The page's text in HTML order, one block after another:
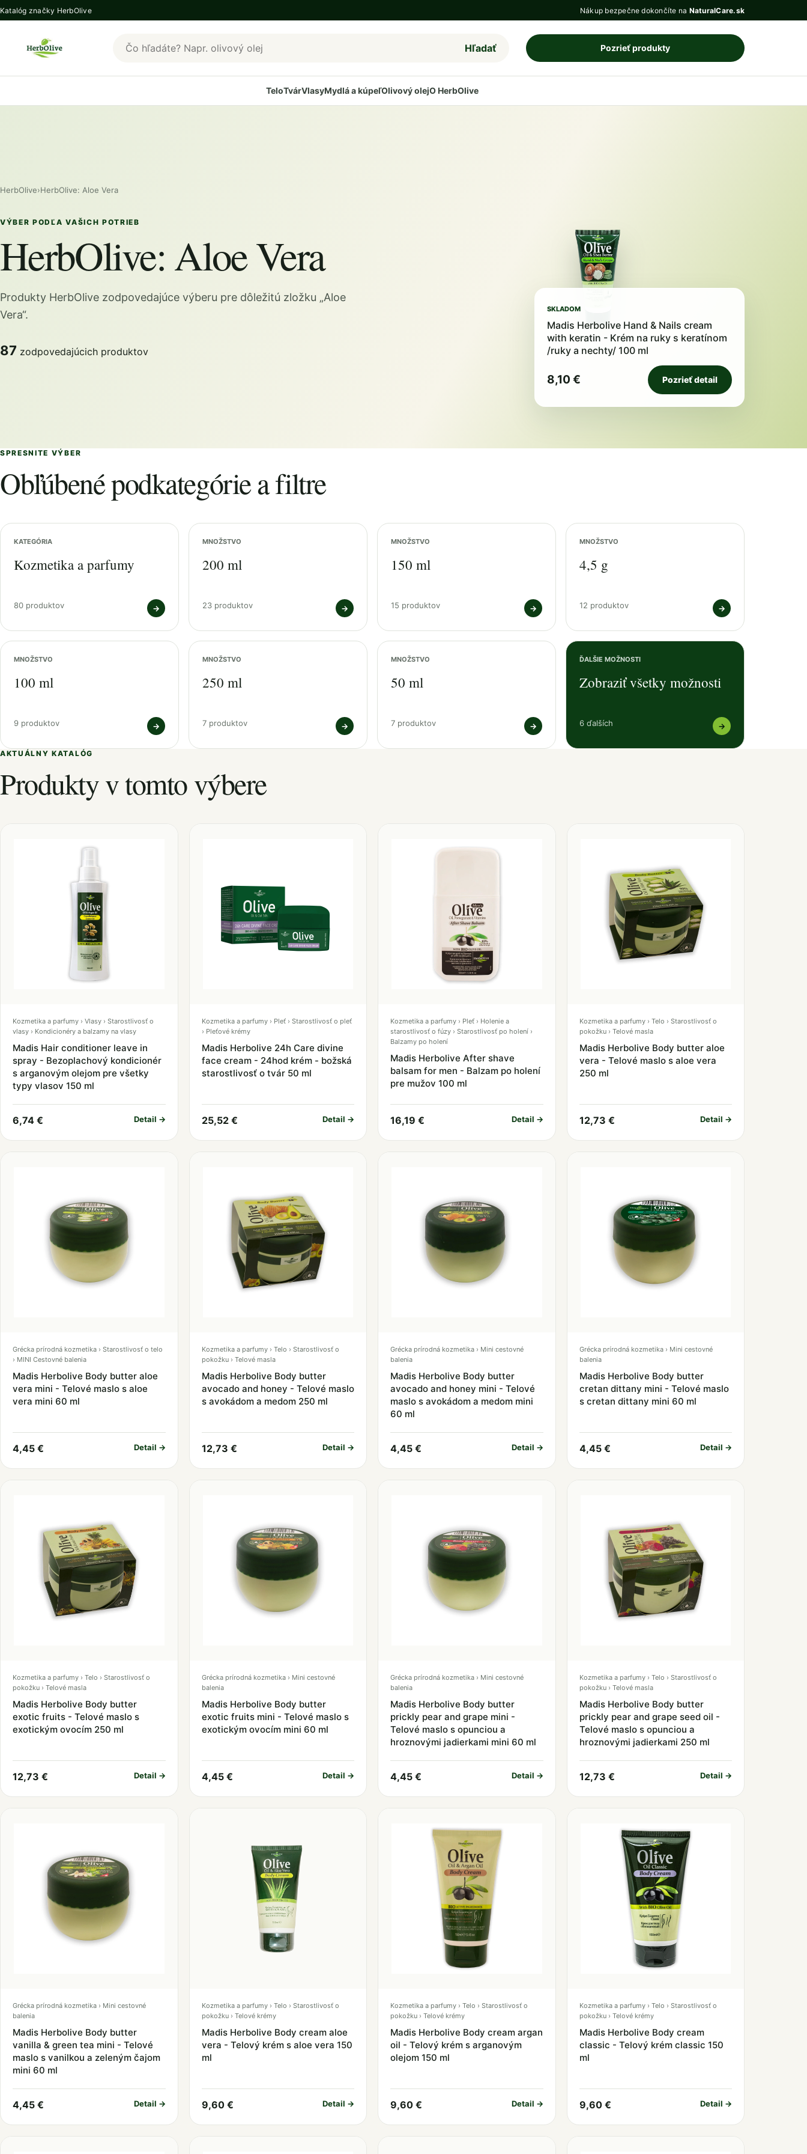
Katalóg značky HerbOlive Nákup bezpečne dokončíte na NaturalCare.sk
Hľadať produkty HerbOlive
Hľadať Pozrieť produkty
TeloTvárVlasyMydlá a kúpeľOlivový olejO HerbOlive
HerbOlive›HerbOlive: Aloe Vera
VÝBER PODĽA VAŠICH POTRIEB
HerbOlive: Aloe Vera
Produkty HerbOlive zodpovedajúce výberu pre dôležitú zložku „Aloe
Vera“.
87 zodpovedajúcich produktov
SKLADOM
Madis Herbolive Hand & Nails cream
with keratin - Krém na ruky s keratínom
/ruky a nechty/ 100 ml
8,10 € Pozrieť detail
SPRESNITE VÝBER
Obľúbené podkategórie a filtre
KATEGÓRIA
Kozmetika a parfumy
80 produktov →
MNOŽSTVO
200 ml
23 produktov →
MNOŽSTVO
150 ml
15 produktov →
MNOŽSTVO
4,5 g
12 produktov →
MNOŽSTVO
100 ml
9 produktov →
MNOŽSTVO
250 ml
7 produktov →
MNOŽSTVO
50 ml
7 produktov →
ĎALŠIE MOŽNOSTI
Zobraziť všetky možnosti
6 ďalších →
AKTUÁLNY KATALÓG
Produkty v tomto výbere
Kozmetika a parfumy › Vlasy › Starostlivosť o
vlasy › Kondicionéry a balzamy na vlasy
Madis Hair conditioner leave in
spray - Bezoplachový kondicionér
s arganovým olejom pre všetky
typy vlasov 150 ml
6,74 € Detail →
Kozmetika a parfumy › Pleť › Starostlivosť o pleť
› Pleťové krémy
Madis Herbolive 24h Care divine
face cream - 24hod krém - božská
starostlivosť o tvár 50 ml
25,52 € Detail →
Kozmetika a parfumy › Pleť › Holenie a
starostlivosť o fúzy › Starostlivosť po holení ›
Balzamy po holení
Madis Herbolive After shave
balsam for men - Balzam po holení
pre mužov 100 ml
16,19 € Detail →
Kozmetika a parfumy › Telo › Starostlivosť o
pokožku › Telové masla
Madis Herbolive Body butter aloe
vera - Telové maslo s aloe vera
250 ml
12,73 € Detail →
Grécka prírodná kozmetika › Starostlivosť o telo
› MINI Cestovné balenia
Madis Herbolive Body butter aloe
vera mini - Telové maslo s aloe
vera mini 60 ml
4,45 € Detail →
Kozmetika a parfumy › Telo › Starostlivosť o
pokožku › Telové masla
Madis Herbolive Body butter
avocado and honey - Telové maslo
s avokádom a medom 250 ml
12,73 € Detail →
Grécka prírodná kozmetika › Mini cestovné
balenia
Madis Herbolive Body butter
avocado and honey mini - Telové
maslo s avokádom a medom mini
60 ml
4,45 € Detail →
Grécka prírodná kozmetika › Mini cestovné
balenia
Madis Herbolive Body butter
cretan dittany mini - Telové maslo
s cretan dittany mini 60 ml
4,45 € Detail →
Kozmetika a parfumy › Telo › Starostlivosť o
pokožku › Telové masla
Madis Herbolive Body butter
exotic fruits - Telové maslo s
exotickým ovocím 250 ml
12,73 € Detail →
Grécka prírodná kozmetika › Mini cestovné
balenia
Madis Herbolive Body butter
exotic fruits mini - Telové maslo s
exotickým ovocím mini 60 ml
4,45 € Detail →
Grécka prírodná kozmetika › Mini cestovné
balenia
Madis Herbolive Body butter
prickly pear and grape mini -
Telové maslo s opunciou a
hroznovými jadierkami mini 60 ml
4,45 € Detail →
Kozmetika a parfumy › Telo › Starostlivosť o
pokožku › Telové masla
Madis Herbolive Body butter
prickly pear and grape seed oil -
Telové maslo s opunciou a
hroznovými jadierkami 250 ml
12,73 € Detail →
Grécka prírodná kozmetika › Mini cestovné
balenia
Madis Herbolive Body butter
vanilla & green tea mini - Telové
maslo s vanilkou a zeleným čajom
mini 60 ml
4,45 € Detail →
Kozmetika a parfumy › Telo › Starostlivosť o
pokožku › Telové krémy
Madis Herbolive Body cream aloe
vera - Telový krém s aloe vera 150
ml
9,60 € Detail →
Kozmetika a parfumy › Telo › Starostlivosť o
pokožku › Telové krémy
Madis Herbolive Body cream argan
oil - Telový krém s arganovým
olejom 150 ml
9,60 € Detail →
Kozmetika a parfumy › Telo › Starostlivosť o
pokožku › Telové krémy
Madis Herbolive Body cream
classic - Telový krém classic 150
ml
9,60 € Detail →